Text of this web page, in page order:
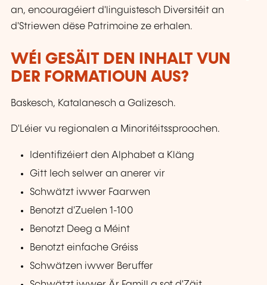
an, encouragéiert d'linguistesch Diversitéit an
d'Striewen dëse Patrimoine ze erhalen.
WÉI GESÄIT DEN INHALT VUN
DER FORMATIOUN AUS?
Baskesch, Katalanesch a Galizesch.
D'Léier vu regionalen a Minoritéitssproochen.
Identifizéiert den Alphabet a Kläng
Gitt Iech selwer an anerer vir
Schwätzt iwwer Faarwen
Benotzt d'Zuelen 1-100
Benotzt Deeg a Méint
Benotzt einfache Gréiss
Schwätzen iwwer Beruffer